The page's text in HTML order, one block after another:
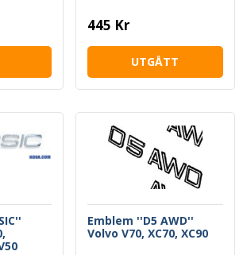
445 Kr
UTGÅTT
Emblem ''D5 AWD''
Volvo V70, XC70, XC90